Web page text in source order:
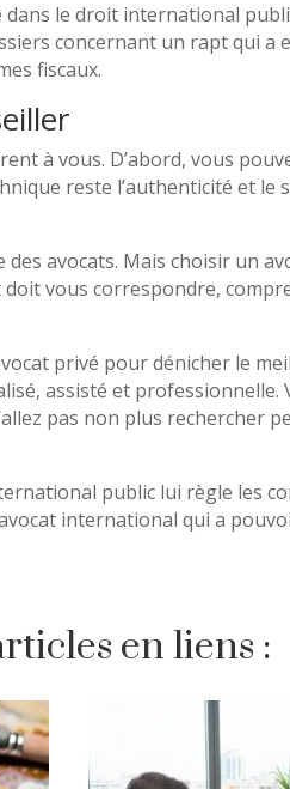
le droit international
concernant un rapt qui a
fiscaux.
à vous. D’abord, vous
reste l’authenticité et le
avocats. Mais choisir un
vous correspondre,
privé pour dénicher le
assisté et professionnelle.
pas non plus rechercher
public lui règle les
international qui a
en liens :